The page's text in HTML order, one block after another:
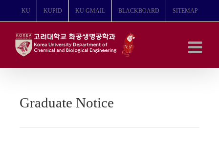
뛰
KU KUPID KU GMAIL BLACKBOARD SITEMAP
Graduate Notice